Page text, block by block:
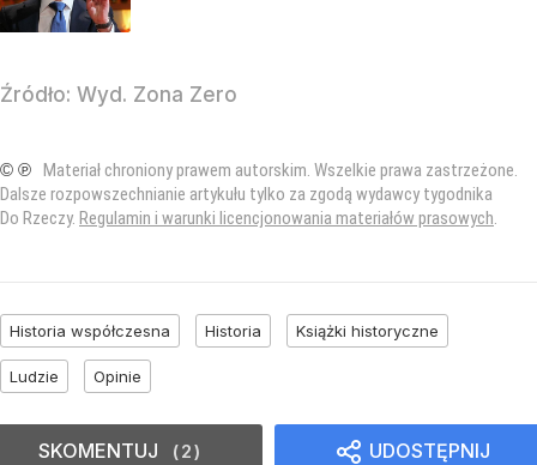
Źródło: Wyd. Zona Zero
© ℗
Materiał chroniony prawem autorskim. Wszelkie prawa zastrzeżone.
Dalsze rozpowszechnianie artykułu tylko za zgodą wydawcy tygodnika
Do Rzeczy. Regulamin i warunki licencjonowania materiałów prasowych.
Historia współczesna Historia Książki historyczne
Ludzie Opinie
UDOSTĘPNIJ
SKOMENTUJ 2